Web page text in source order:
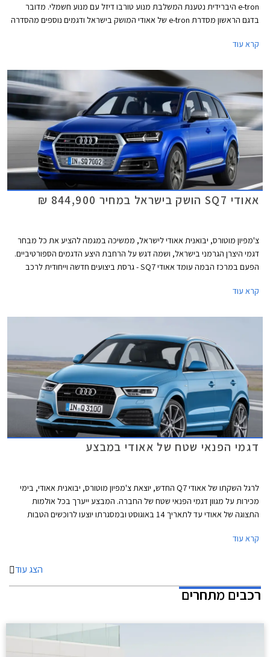
e-tron היברידית נטענת המשלבת מנוע טורבו דיזל עם מנוע חשמלי. מדובר
בדגם הראשון מסדרת e-tron של אאודי המושק בישראל ודגמים נוספים מהסדרה
קרא עוד
אאודי SQ7 הושק בישראל במחיר 844,900 ₪
צ'מפיון מוטורס, יבואנית אאודי לישראל, ממשיכה במגמה להציע את כל מבחר
דגמי היצרן הגרמני בישראל, ושמה דגש על הרחבת היצע הדגמים הספורטיביים.
הפעם במרכז הבמה עומד אאודי SQ7 - גרסת ביצועים חדשה וייחודית לרכב
קרא עוד
דגמי הפנאי שטח של אאודי במבצע
לרגל השקתו של אאודי Q7 החדש, יוצאת צ'מפיון מוטורס, יבואנית אאודי, בימי
מכירות על מגוון דגמי הפנאי שטח של החברה. המבצע ייערך בכל אולמות
התצוגה של אאודי עד לתאריך 14 באוגוסט ובמסגרתו יוצעו לרוכשים הטבות
קרא עוד
הצג עוד
רכבים מתחרים